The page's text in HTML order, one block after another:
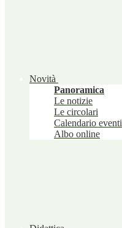
Novità
Panoramica
Le notizie
Le circolari
Calendario eventi
Albo online